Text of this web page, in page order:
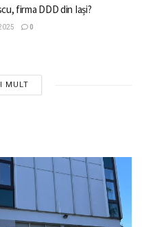
firma DDD din Iași?
0
MULT